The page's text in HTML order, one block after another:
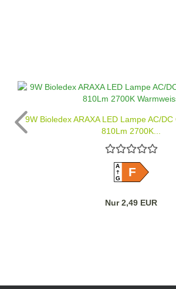
9W Bioledex ARAXA LED Lampe AC/
810Lm 2700K...
A
GF
Nur 2,49 EUR